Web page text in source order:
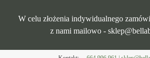
W celu złożenia indywidualnego
z nami mailowo -